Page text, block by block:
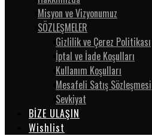
Misyon ve Vizyonumuz
SÖZLEŞMELER
Gizlilik ve Çerez Politikası
İptal ve İade Koşulları
Kullanım Koşulları
Mesafeli Satış Sözleşmesi
Sevkiyat
BİZE ULAŞIN
Wishlist